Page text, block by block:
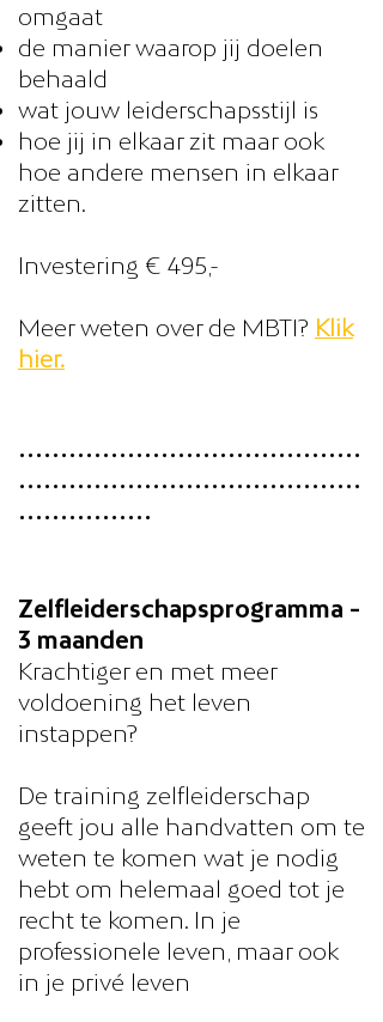
omgaat
de manier waarop jij doelen
behaald
wat jouw leiderschapsstijl is
hoe jij in elkaar zit maar ook
hoe andere mensen in elkaar
zitten.
Investering € 495,-
Meer weten over de MBTI? Klik
hier.
•••••••••••••••••••••••••••••••••••••••••
•••••••••••••••••••••••••••••••••••••••••
••••••••••••••••
Zelfleiderschapsprogramma -
3 maanden
Krachtiger en met meer
voldoening het leven
instappen?
De training zelfleiderschap
geeft jou alle handvatten om te
weten te komen wat je nodig
hebt om helemaal goed tot je
recht te komen. In je
professionele leven, maar ook
in je privé leven